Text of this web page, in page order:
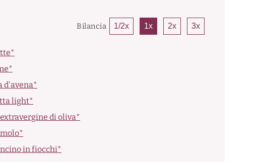
Bilancia 1/2x 1x 2x 3x
d'avena*
light*
di oliva*
in fiocchi*